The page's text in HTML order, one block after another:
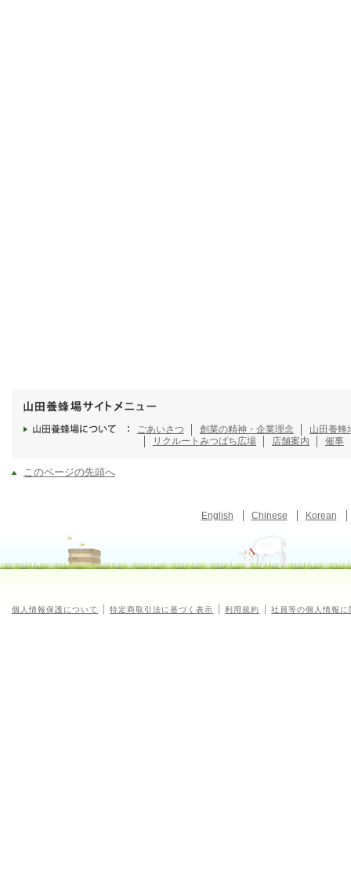
ごあいさつ 創業の精神・企業理念
山田養蜂
リクルート みつばち広場 店舗案内 催事
このページの先頭へ
English Chinese Korean
個人情報保護について 特定商取引法に基づく表示 利用規約 社員等の個人情報